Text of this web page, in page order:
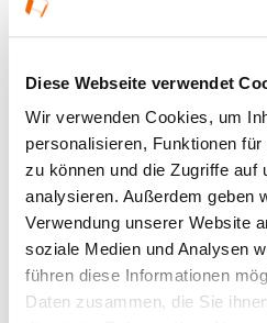
Diese Webseite verwendet
Wir verwenden Cookies, um
personalisieren, Funktionen
zu können und die Zugriffe auf
analysieren. Außerdem geben
Verwendung unserer Website
soziale Medien und Analysen
führen diese Informationen
Daten zusammen, die Sie
Murnaustraße 1
65189 Wiesbaden